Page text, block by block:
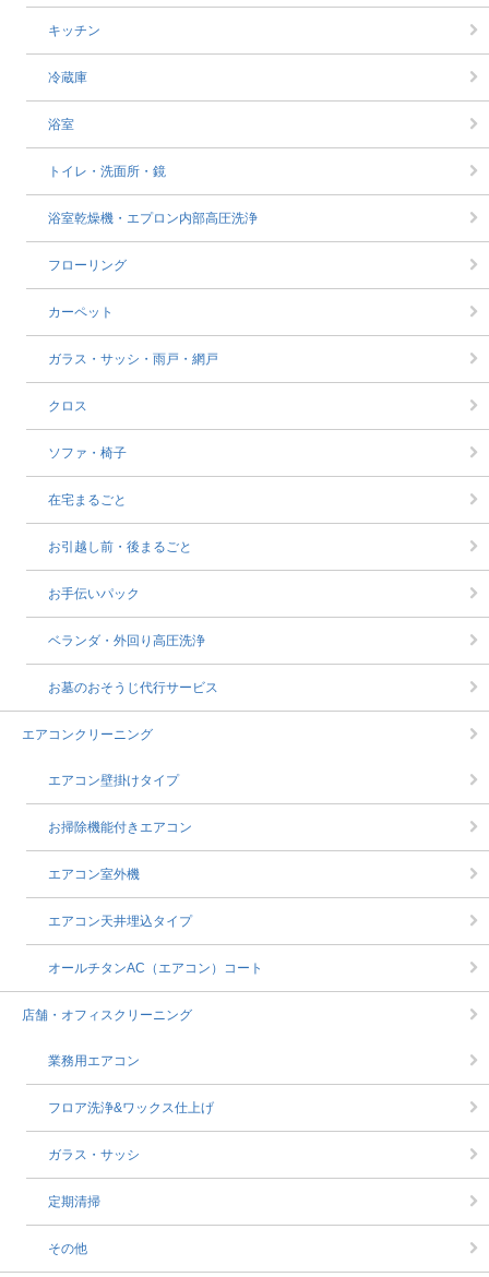
キッチン
冷蔵庫
浴室
トイレ・洗面所・鏡
浴室乾燥機・エプロン内部高圧洗浄
フローリング
カーペット
ガラス・サッシ・雨戸・網戸
クロス
ソファ・椅子
在宅まるごと
お引越し前・後まるごと
お手伝いパック
ベランダ・外回り高圧洗浄
お墓のおそうじ代行サービス
エアコンクリーニング
エアコン壁掛けタイプ
お掃除機能付きエアコン
エアコン室外機
エアコン天井埋込タイプ
オールチタンAC（エアコン）コート
店舗・オフィスクリーニング
業務用エアコン
フロア洗浄&ワックス仕上げ
ガラス・サッシ
定期清掃
その他